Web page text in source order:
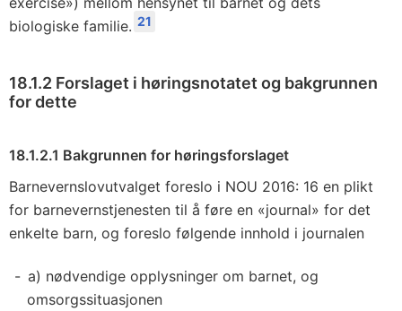
biologiske familie. 21
18.1.2 Forslaget i høringsnotatet og bakgrunnen
for dette
18.1.2.1 Bakgrunnen for høringsforslaget
Barnevernslovutvalget foreslo i NOU 2016: 16 en plikt
for barnevernstjenesten til å føre en «journal» for det
enkelte barn, og foreslo følgende innhold i journalen
a) nødvendige opplysninger om barnet, og
omsorgssituasjonen